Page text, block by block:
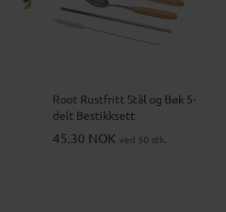
Root Rustfritt Stål og Bøk 5-
delt Bestikksett
45.30 NOK ved 50 stk.